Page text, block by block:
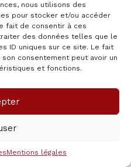
nous utilisons des
pour stocker et/ou accéder
fait de consentir à ces
des données telles que le
ID uniques sur ce site. Le fait
consentement peut avoir un
et fonctions.
Mentions légales
l’annonce/
| Propulsé par
Astra